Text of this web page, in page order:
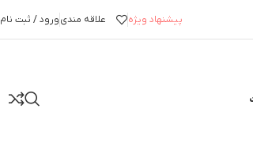
پیشنهاد ویژه علاقه مندیورود / ثبت نام